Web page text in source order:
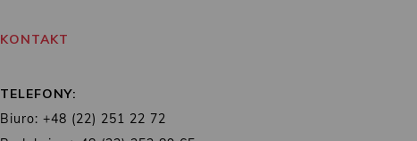
KONTAKT
TELEFONY:
Biuro: +48 (22) 251 22 72